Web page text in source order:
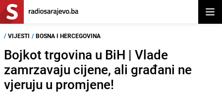
/ VIJESTI / BOSNA I HERCEGOVINA
Bojkot trgovina u BiH | Vlade
zamrzavaju cijene, ali građani ne
vjeruju u promjene!